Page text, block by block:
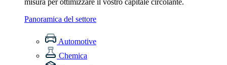
misura per ottimizzare il vostro capitale circolante.
Panoramica del settore
Automotive
Chemica